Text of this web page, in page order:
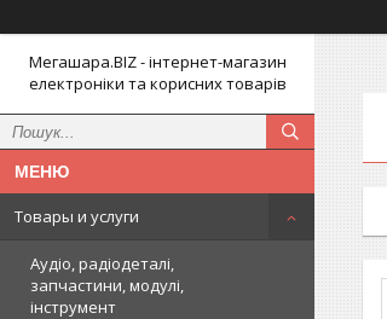
Мегашара.BIZ - інтернет-магазин
електроніки та корисних товарів
Товары и услуги
Аудіо, радіодеталі,
запчастини, модулі,
інструмент